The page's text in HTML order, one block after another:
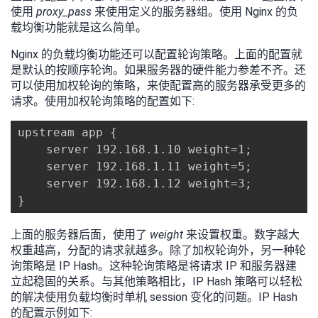
注
开
发
者
学
课
程
的
认
我
的
我
的
Programs
我
的
支
持
术
支
云
声
使用 proxy_pass 来使用定义的服务器组。使用 Nginx 的负
载均衡功能就是这么简单。
Nginx 的负载均衡功能还可以配置轮询策略。上面的配置就
是默认的按顺序轮询。如果服务器的硬件能力参差不齐。还
可以使用加权轮询的策略，来使配置高的服务器承受更多的
请求。使用加权轮询策略的配置如下:
upstream app {
server 192.168.1.10 weight=1;
server 192.168.1.11 weight=5;
server 192.168.1.12 weight=3;
}
上面的服务器后面，使用了 weight 来设置权重。数字越大
权重越高，分配的请求就越多。除了加权轮询外，另一种轮
询策略是 IP Hash。这种轮询策略是将请求 IP 和服务器建
立起稳固的关系。与其他策略相比，IP Hash 策略可以轻松
的解决使用负载均衡时单机 session 变化的问题。IP Hash
的配置示例如下: